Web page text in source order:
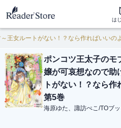
は
王女ルートがない！？なら作ればいいの
ポンコツ王太子のモ
嬢が可哀想なので助
トがない！？なら
第5巻
海原ゆた、諏訪ぺこ/TOブ